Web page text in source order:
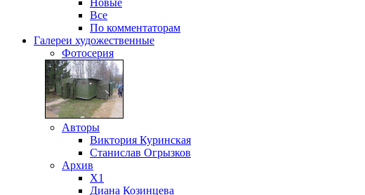
Все
По комментаторам
Галереи художественные
Фотосерия
Авторы
Виктория Куринская
Станислав Огрызков
Архив
X1
Диана Козинцева